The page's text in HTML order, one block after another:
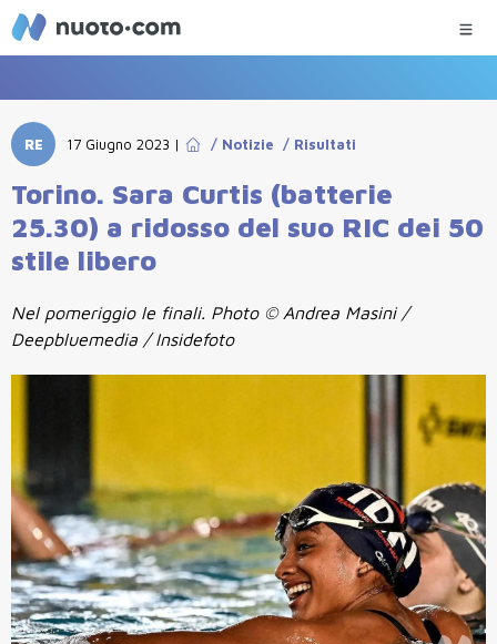
RE 17 Giugno 2023 | / Notizie / Risultati
Torino. Sara Curtis (batterie
25.30) a ridosso del suo RIC dei 50
stile libero
Nel pomeriggio le finali. Photo © Andrea Masini /
Deepbluemedia / Insidefoto